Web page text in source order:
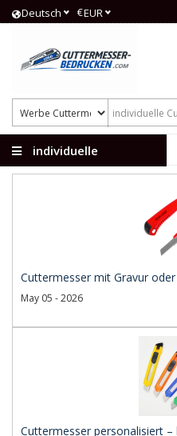
Deutsch €EUR
individuelle
Cuttermesser mit Gravur
May 05 - 2026
Cuttermesser personalisiert –